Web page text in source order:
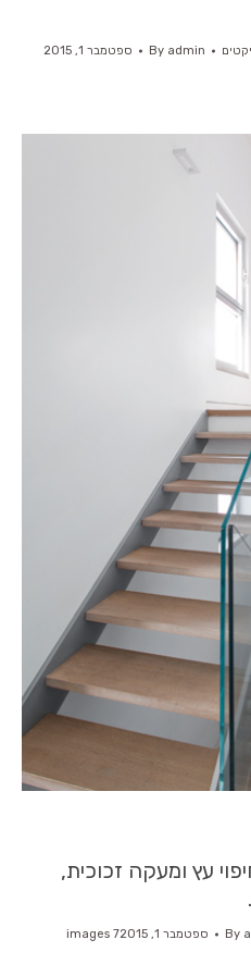
By admin
ספטמבר 1, 2015
עץ ומעקה זכוכית,
By ספטמבר 1, 2015 7 images